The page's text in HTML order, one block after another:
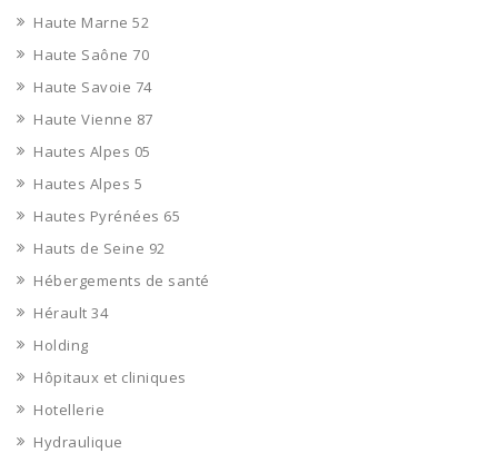
Haute Marne 52
Haute Saône 70
Haute Savoie 74
Haute Vienne 87
Hautes Alpes 05
Hautes Alpes 5
Hautes Pyrénées 65
Hauts de Seine 92
Hébergements de santé
Hérault 34
Holding
Hôpitaux et cliniques
Hotellerie
Hydraulique